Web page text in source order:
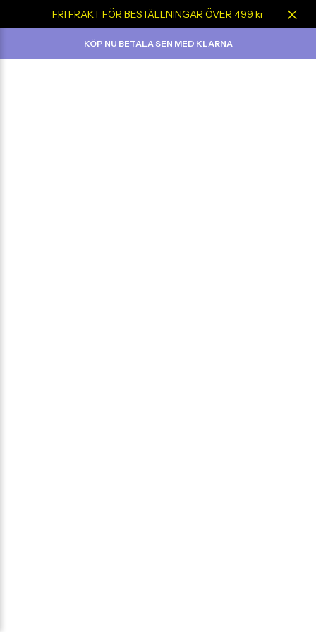
FRI FRAKT FÖR BESTÄLLNINGAR ÖVER 499 kr
KÖP NU BETALA SEN MED KLARNA